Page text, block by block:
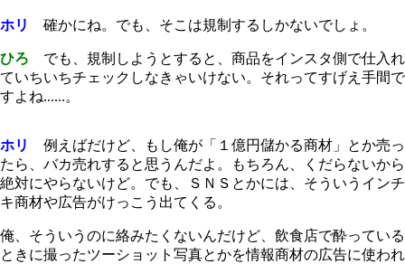
ホリ 確かにね。でも、そこは規制するしかないでしょ。
ひろ でも、規制しようとすると、商品をインスタ側で仕入れ
ていちいちチェックしなきゃいけない。それってすげえ手間で
すよね......。
ホリ
例えばだけど、もし俺が「１億円儲かる商材」とか売っ
たら、バカ売れすると思うんだよ。もちろん、くだらないから
絶対にやらないけど。でも、ＳＮＳとかには、そういうインチ
キ商材や広告がけっこう出てくる。
俺、そういうのに絡みたくないんだけど、飲食店で酔っている
ときに撮ったツーショット写真とかを情報商材の広告に使われ